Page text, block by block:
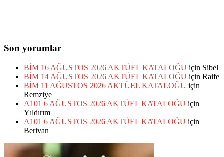
Son yorumlar
BİM 16 AĞUSTOS 2026 AKTÜEL KATALOĞU için Sibel
BİM 14 AĞUSTOS 2026 AKTÜEL KATALOĞU için Raife
BİM 11 AĞUSTOS 2026 AKTÜEL KATALOĞU için
Remziye
A101 6 AĞUSTOS 2026 AKTÜEL KATALOĞU için
Yıldırım
A101 6 AĞUSTOS 2026 AKTÜEL KATALOĞU için
Berivan